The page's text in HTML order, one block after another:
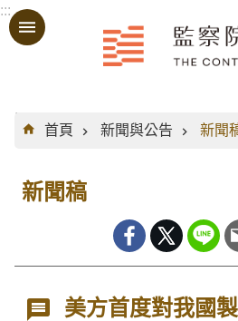
跳到主要內容區塊
:::
:::
首頁
新聞與公告 新聞
新聞稿
美方首度對我國